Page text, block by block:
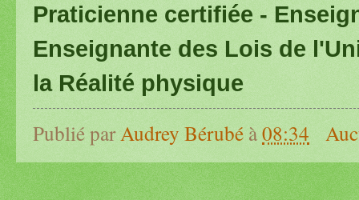
Praticienne certifiée -
Enseignante des Lois de
la Réalité physique
Publié parAudrey Bérubé à08:34